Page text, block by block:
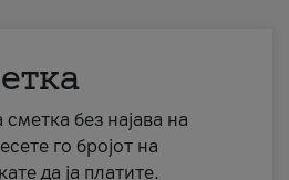
без најава на
го бројот на
да ја платите.